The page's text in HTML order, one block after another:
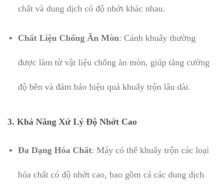
chất và dung dịch có độ nhớt khác nhau.
Chất Liệu Chống Ăn Mòn: Cánh khuấy thường
được làm từ vật liệu chống ăn mòn, giúp tăng cường
độ bền và đảm bảo hiệu quả khuấy trộn lâu dài.
3. Khả Năng Xử Lý Độ Nhớt Cao
Đa Dạng Hóa Chất: Máy có thể khuấy trộn các loại
hóa chất có độ nhớt cao, bao gồm cả các dung dịch